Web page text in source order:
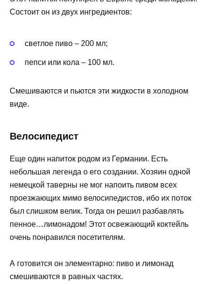
Состоит он из двух ингредиентов:
светлое пиво – 200 мл;
пепси или кола – 100 мл.
Смешиваются и пьются эти жидкости в холодном
виде.
Велосипедист
Еще один напиток родом из Германии. Есть
небольшая легенда о его создании. Хозяин одной
немецкой таверны не мог напоить пивом всех
проезжающих мимо велосипедистов, ибо их поток
был слишком велик. Тогда он решил разбавлять
пенное…лимонадом! Этот освежающий коктейль
очень понравился посетителям.
А готовится он элементарно: пиво и лимонад
смешиваются в равных частях.